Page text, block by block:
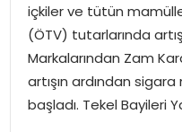
EKONOMI
MAGAZIN
DÜNYA
içkiler ve tütün
(ÖTV) tutarlarında
Markalarından Zam
artışın ardından
başladı. Tekel Bayileri